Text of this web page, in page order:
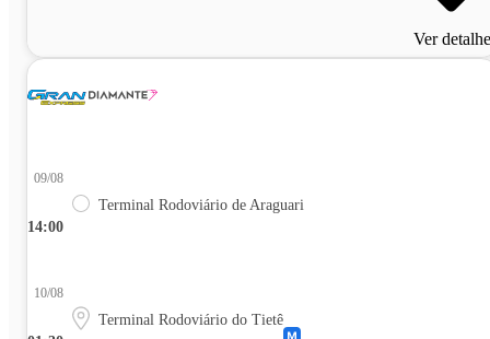
Ver
14:00
09/08
Terminal Rodoviário de Araguari
10/08
Terminal Rodoviário do Tietê